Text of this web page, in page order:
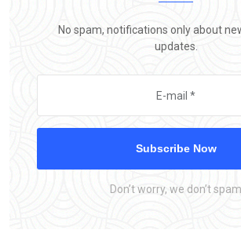
No spam, notifications only about
updates.
Subscribe Now
Don’t worry, we don’t spam